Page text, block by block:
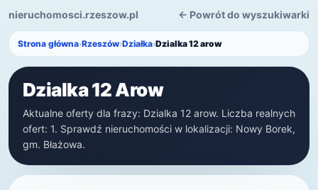
nieruchomosci.rzeszow.pl ← Powrót do wyszukiwarki
Strona główna›Rzeszów›Działka›Dzialka 12 arow
Dzialka 12 Arow
Aktualne oferty dla frazy: Dzialka 12 arow. Liczba realnych
ofert: 1. Sprawdź nieruchomości w lokalizacji: Nowy Borek,
gm. Błażowa.